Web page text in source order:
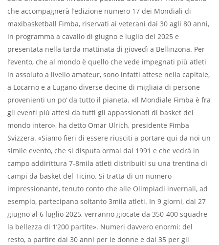
che accompagnerà l’edizione numero 17 dei Mondiali di
maxibasketball Fimba, riservati ai veterani dai 30 agli 80 anni,
in programma a cavallo di giugno e luglio del 2025 e
presentata nella tarda mattinata di giovedì a Bellinzona. Per
l’evento, che al mondo è quello che vede impegnati più atleti
in assoluto a livello amateur, sono infatti attese nella capitale,
a Locarno e a Lugano diverse decine di migliaia di persone
provenienti un po’ da tutto il pianeta. «Il Mondiale Fimba è fra
gli eventi più attesi da tutti gli appassionati di basket del
mondo intero», ha detto Omar Ulrich, presidente Fimba
Svizzera. «Siamo fieri di essere riusciti a portare qui da noi un
simile evento, che si disputa ormai dal 1991 e che vedrà in
campo addirittura 7-8mila atleti distribuiti su una trentina di
campi da basket del Ticino. Si tratta di un numero
impressionante, tenuto conto che alle Olimpiadi invernali, ad
esempio, partecipano soltanto 3mila atleti. In 9 giorni, dal 27
giugno al 6 luglio 2025, verranno giocate da 350-400 squadre
la bellezza di 1’200 partite». Numeri davvero enormi: del
resto, a partire dai 30 anni per le donne e dai 35 per gli